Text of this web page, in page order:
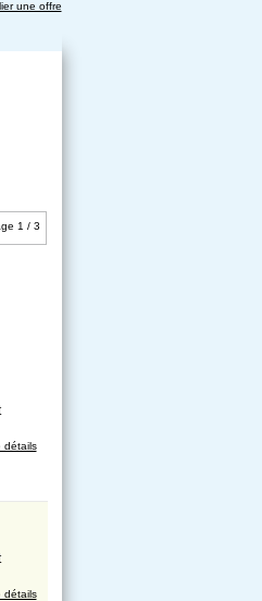
1 / 3
détails
détails